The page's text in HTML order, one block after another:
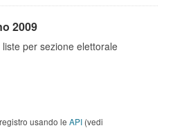
2009
per sezione elettorale
usando le API (vedi